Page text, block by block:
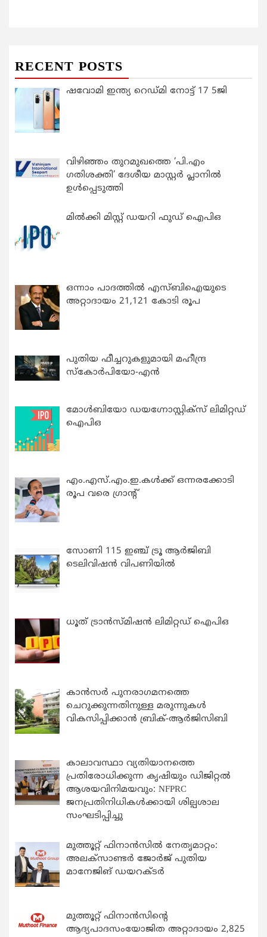
RECENT POSTS
ഷവോമി ഇന്ത്യ റെഡ്മി നോട്ട് 17 5ജി
വിഴിഞ്ഞം തുറമുഖത്തെ ‘പി.എം
ഗതിശക്തി’ ദേശീയ മാസ്റ്റർ പ്ലാനിൽ
ഉൾപ്പെടുത്തി
മിൽക്കി മിസ്റ്റ് ഡയറി ഫുഡ് ഐപിഒ
ഒന്നാം പാദത്തിൽ എസ്ബിഐയുടെ
അറ്റാദായം 21,121 കോടി രൂപ
പുതിയ ഫീച്ചറുകളുമായി മഹീന്ദ്ര
സ്കോർപിയോ-എൻ
മോൾബിയോ ഡയഗ്നോസ്റ്റിക്സ് ലിമിറ്റഡ്
ഐപിഒ
എം.എസ്.എം.ഇ.കൾക്ക് ഒന്നരക്കോടി
രൂപ വരെ ഗ്രാന്റ്
സോണി 115 ഇഞ്ച് ട്രൂ ആർജിബി
ടെലിവിഷൻ വിപണിയിൽ
ധൂത് ട്രാൻസ്മിഷൻ ലിമിറ്റഡ് ഐപിഒ
കാന്‍സര്‍ പുനരാഗമനത്തെ
ചെറുക്കുന്നതിനുള്ള മരുന്നുകള്‍
വികസിപ്പിക്കാന്‍ ബ്രിക്-ആര്‍ജിസിബി
കാലാവസ്ഥാ വ്യതിയാനത്തെ
പ്രതിരോധിക്കുന്ന കൃഷിയും ഡിജിറ്റൽ
ആശയവിനിമയവും: NFPRC
ജനപ്രതിനിധികൾക്കായി ശില്പശാല
സംഘടിപ്പിച്ചു
മുത്തൂറ്റ് ഫിനാൻസിൽ നേതൃമാറ്റം:
അലക്സാണ്ടർ ജോർജ് പുതിയ
മാനേജിങ് ഡയറക്ടർ
മുത്തൂറ്റ് ഫിനാൻസിന്റെ
ആദ്യപാദസംയോജിത അറ്റാദായം 2,825